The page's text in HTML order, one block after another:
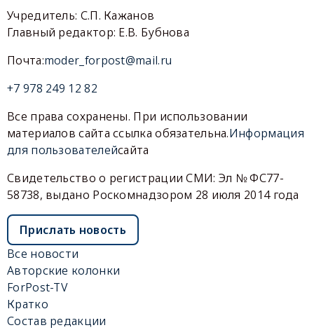
Учредитель: С.П. Кажанов
Главный редактор: Е.В. Бубнова
Почта:moder_forpost@mail.ru
+7 978 249 12 82
Все права сохранены. При использовании
материалов сайта ссылка обязательна.Информация
для пользователейсайта
Свидетельство о регистрации СМИ: Эл № ФС77-
58738, выдано Роскомнадзором 28 июля 2014 года
Прислать новость
Все новости
Авторские колонки
ForPost-TV
Кратко
Состав редакции